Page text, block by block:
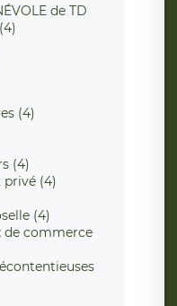
de TD
(4)
(4)
(4)
(4)
de commerce